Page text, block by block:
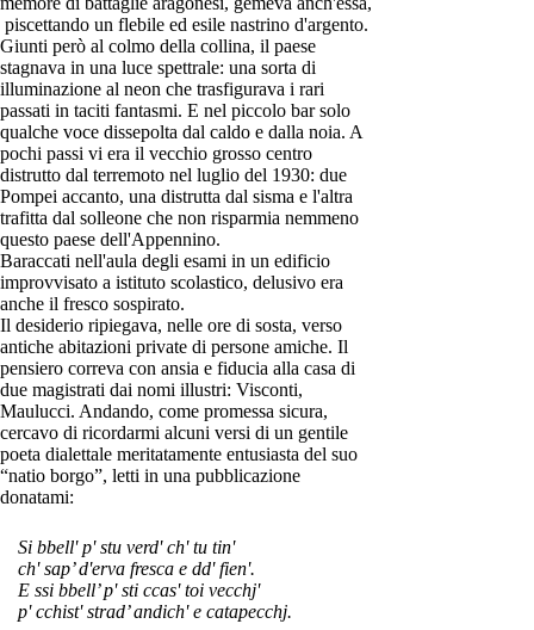
piscettando un flebile ed esile nastrino d'argento.
Giunti però al colmo della collina, il paese
stagnava in una luce spettrale: una sorta di
illuminazione al neon che trasfigurava i rari
passati in taciti fantasmi. E nel piccolo bar solo
qualche voce dissepolta dal caldo e dalla noia. A
pochi passi vi era il vecchio grosso centro
distrutto dal terremoto nel luglio del 1930: due
Pompei accanto, una distrutta dal sisma e l'altra
trafitta dal solleone che non risparmia nemmeno
questo paese dell'Appennino.
Baraccati nell'aula degli esami in un edificio
improvvisato a istituto scolastico, delusivo era
anche il fresco sospirato.
Il desiderio ripiegava, nelle ore di sosta, verso
antiche abitazioni private di persone amiche. Il
pensiero correva con ansia e fiducia alla casa di
due magistrati dai nomi illustri: Visconti,
Maulucci. Andando, come promessa sicura,
cercavo di ricordarmi alcuni versi di un gentile
poeta dialettale meritatamente entusiasta del suo
“natio borgo”, letti in una pubblicazione
donatami:
Si bbell' p' stu verd' ch' tu tin'
ch' sap’ d'erva fresca e dd' fien'.
E ssi bbell’ p' sti ccas' toi vecchj'
p' cchist' strad’ andich' e catapecchj.